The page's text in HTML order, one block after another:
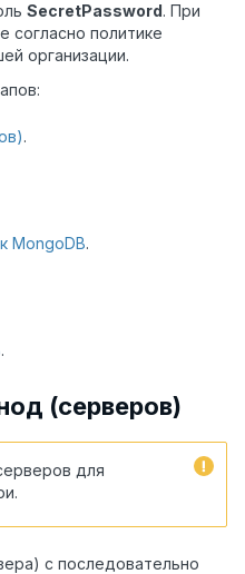
SecretPassword. При
согласно политике
организации.
.
MongoDB.
.
(серверов)
для
с последовательно